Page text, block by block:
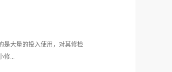
和新的产品。控制变压器都
”为特点向小型化和便携化发
求。同时，控制变压器的原材
年来控制变压器发展的主要
是大量的投入使用，对其修检
修...